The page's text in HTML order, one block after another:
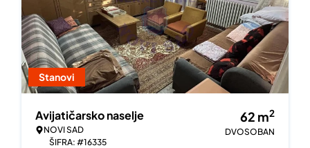
Stanovi
Avijatičarsko naselje
NOVI SAD
ŠIFRA: #16335
62 m2
DVOSOBAN